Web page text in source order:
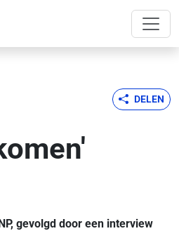
DELEN
gevolgd door een interview